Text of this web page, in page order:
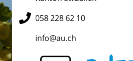
058 228 62 10
info@au.ch